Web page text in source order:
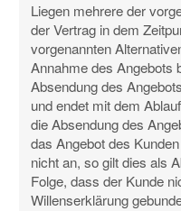
Liegen mehrere der
der Vertrag in dem
vorgenannten
Annahme des Angebots
Absendung des
und endet mit dem
die Absendung des
das Angebot des
nicht an, so gilt dies als
Folge, dass der Kunde
Willenserklärung